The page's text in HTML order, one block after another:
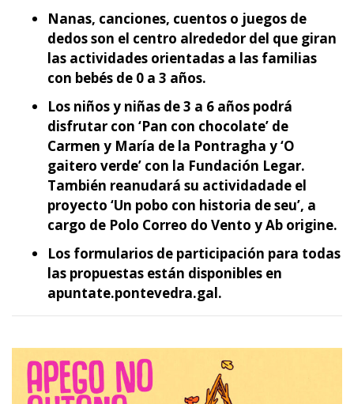
Nanas, canciones, cuentos o juegos de
dedos son el centro alrededor del que giran
las actividades orientadas a las familias
con bebés de 0 a 3 años.
Los niños y niñas de 3 a 6 años podrá
disfrutar con ‘Pan con chocolate’ de
Carmen y María de la Pontragha y ‘O
gaitero verde’ con la Fundación Legar.
También reanudará su actividadade el
proyecto ‘Un pobo con historia de seu’, a
cargo de Polo Correo do Vento y Ab origine.
Los formularios de participación para todas
las propuestas están disponibles en
apuntate.pontevedra.gal.